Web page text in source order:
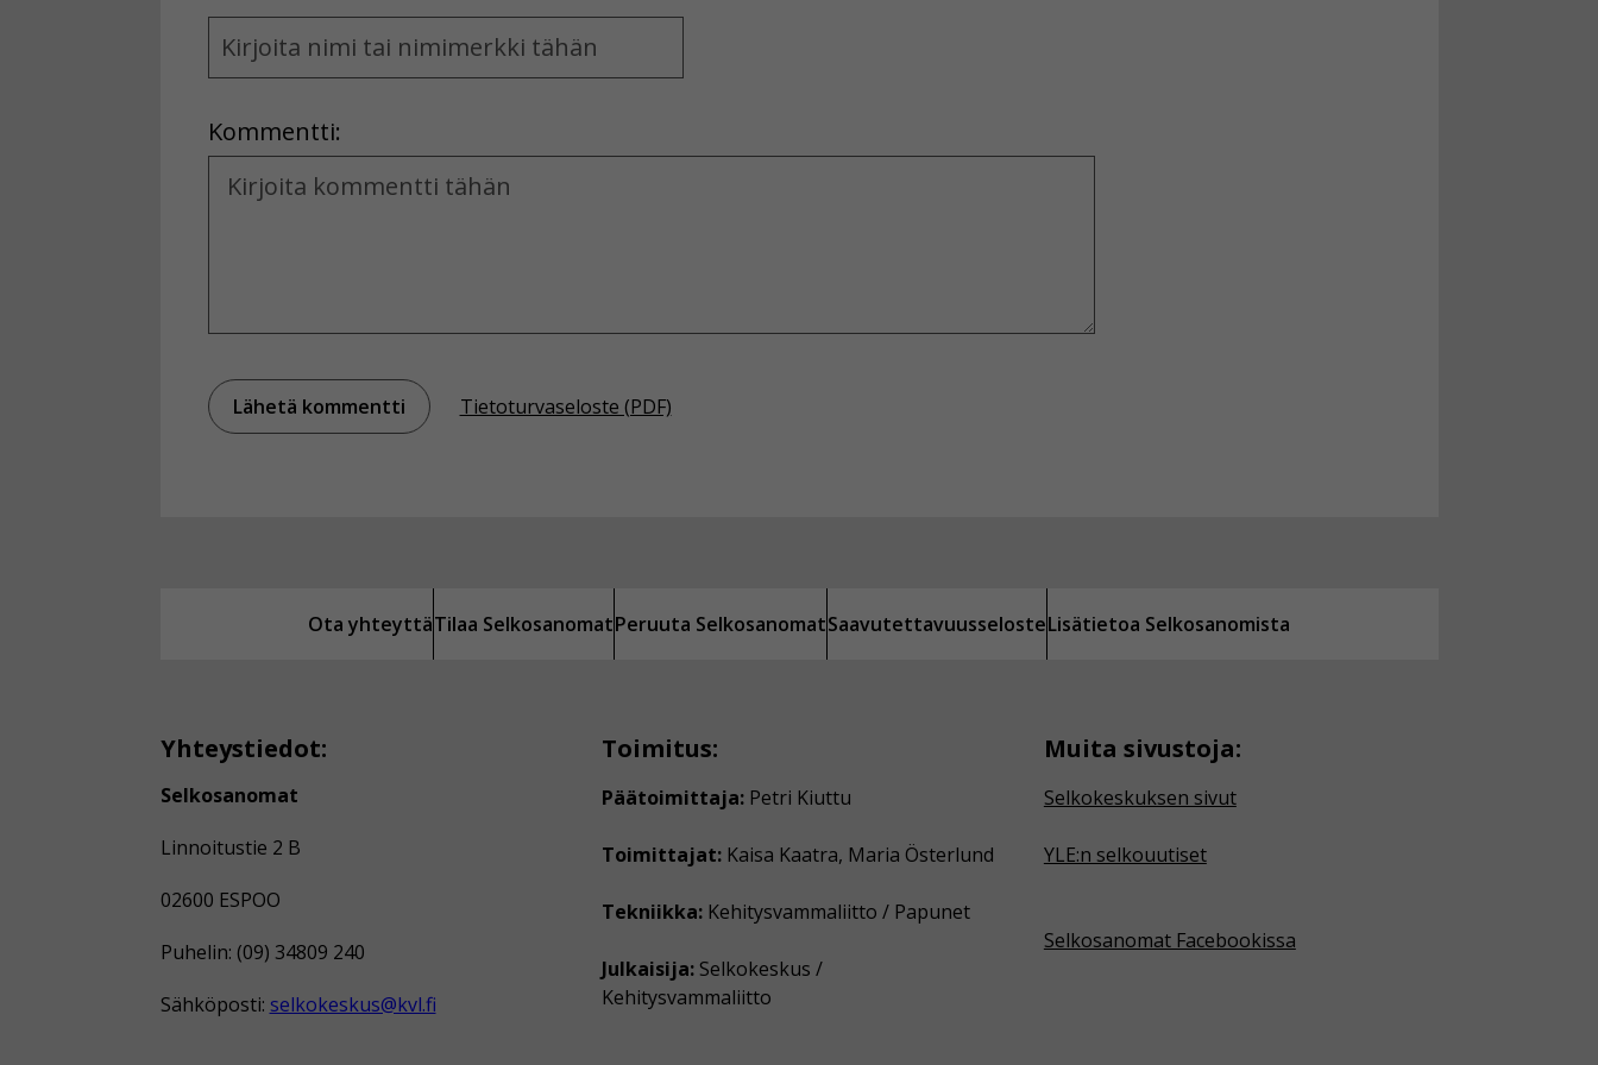
Name
and
Kommentti:
Kommentti
Tietoturvaseloste (PDF)
Ota yhteyttäTilaa SelkosanomatPeruuta SelkosanomatSaavutettavuusselosteLisätietoa Selkosanomista
Yhteystiedot:
Selkosanomat
Linnoitustie 2 B
02600 ESPOO
Puhelin: (09) 34809 240
Sähköposti: selkokeskus@kvl.fi
Toimitus:
Päätoimittaja: Petri Kiuttu
Toimittajat: Kaisa Kaatra, Maria Österlund
Tekniikka: Kehitysvammaliitto / Papunet
Julkaisija: Selkokeskus /
Kehitysvammaliitto
Muita sivustoja:
Selkokeskuksen sivut
YLE:n selkouutiset
Selkosanomat Facebookissa